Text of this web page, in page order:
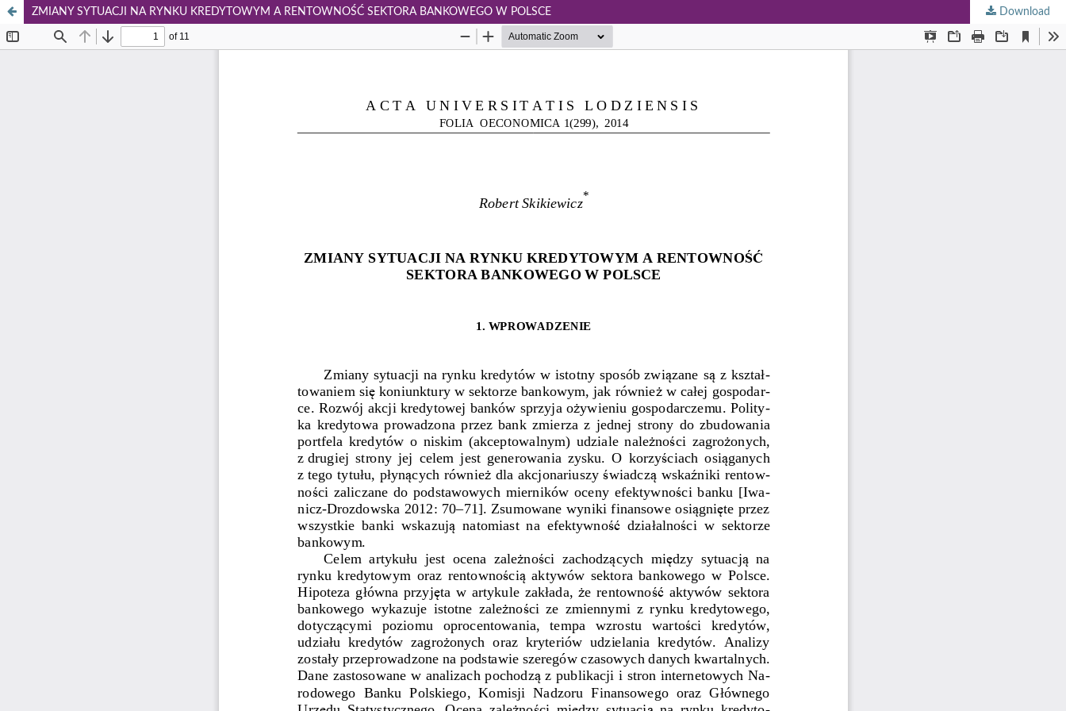
ZMIANY SYTUACJI NA RYNKU KREDYTOWYM A RENTOWNOŚĆ SEKTORA BANKOWEGO W POLSCE Download